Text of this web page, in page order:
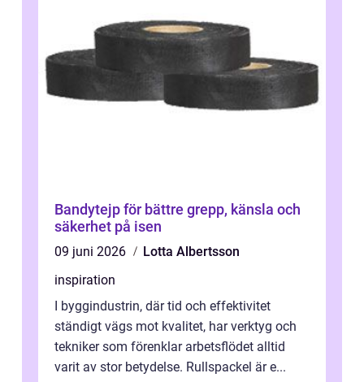
Bandytejp för bättre grepp, känsla och
säkerhet på isen
09 juni 2026
Lotta Albertsson
inspiration
I byggindustrin, där tid och effektivitet
ständigt vägs mot kvalitet, har verktyg och
tekniker som förenklar arbetsflödet alltid
varit av stor betydelse. Rullspackel är e...